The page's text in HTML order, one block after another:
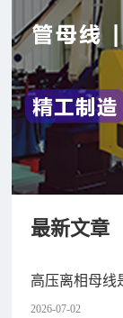
最新文章
高压离相母线
2026-07-02